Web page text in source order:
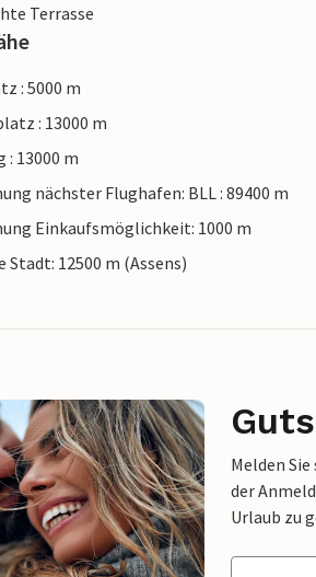
Terrasse
: 5000 m
: 13000 m
: 13000 m
nächster Flughafen: BLL : 89400 m
Einkaufsmöglichkeit: 1000 m
Stadt: 12500 m (Assens)
Melden
der
Urlaub zu